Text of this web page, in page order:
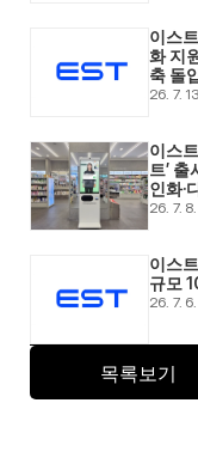
이스
화 지
축 돌
26. 7.
이스
트’
인화·
26. 7. 8.
이스
규모
26. 7. 6.
목록보기